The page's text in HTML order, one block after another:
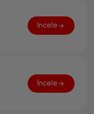
İncele
İncele